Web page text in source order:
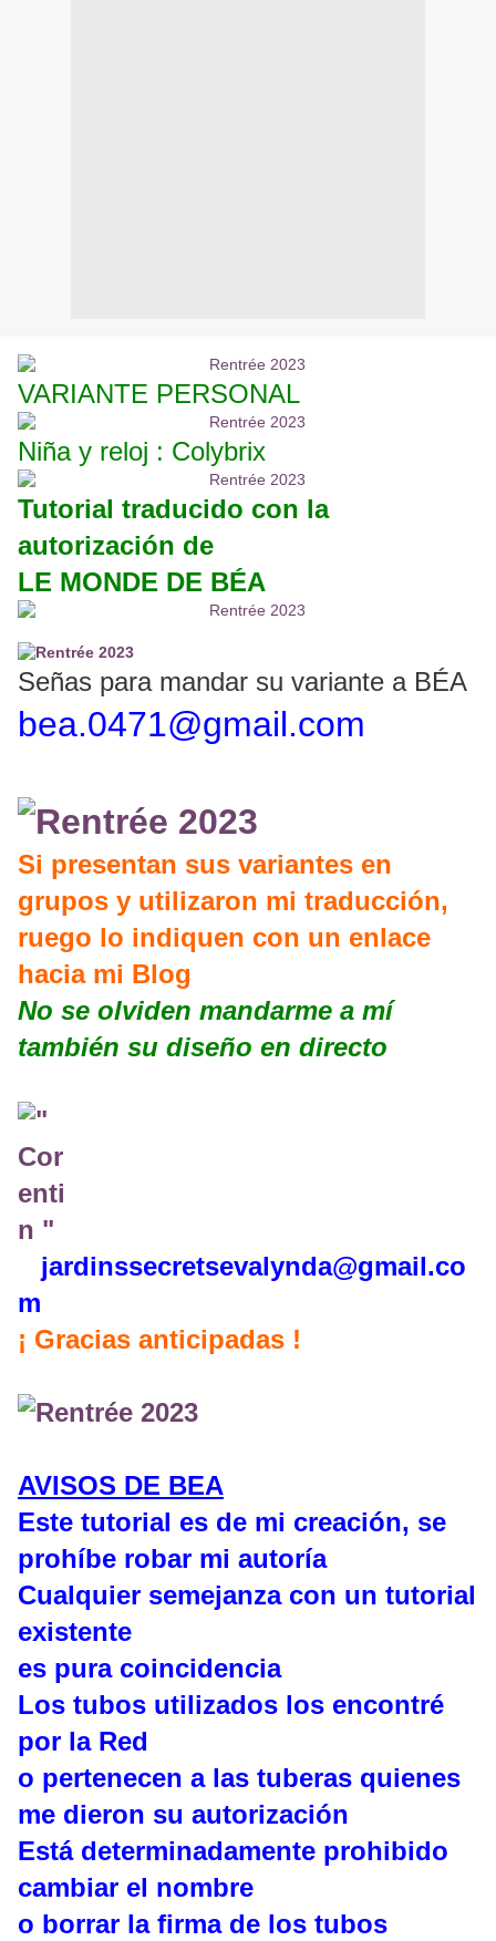
VARIANTE PERSONAL
Niña y reloj : Colybrix
Tutorial traducido con la
autorización de
LE MONDE DE BÉA
Señas para mandar su variante a BÉA
bea.0471@gmail.com
Si presentan sus variantes en
grupos y utilizaron mi traducción,
ruego lo indiquen con un enlace
hacia mi Blog
No se olviden mandarme a mí
también su diseño en directo
jardinssecretsevalynda@gmail.co
m
¡ Gracias anticipadas !
AVISOS DE BEA
Este tutorial es de mi creación, se
prohíbe robar mi autoría
Cualquier semejanza con un tutorial
existente
es pura coincidencia
Los tubos utilizados los encontré
por la Red
o pertenecen a las tuberas quienes
me dieron su autorización
Está determinadamente prohibido
cambiar el nombre
o borrar la firma de los tubos